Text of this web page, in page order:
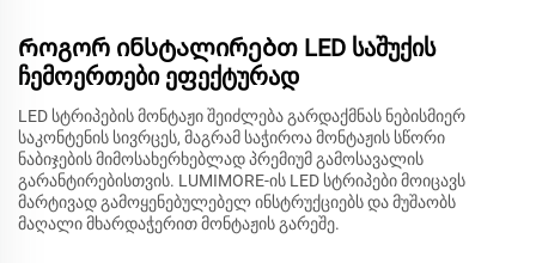
Როგორ ინსტალირებთ LED საშუქის
ჩემოერთები ეფექტურად
LED სტრიპების მონტაჟი შეიძლება გარდაქმნას ნებისმიერ
საკონტენის სივრცეს, მაგრამ საჭიროა მონტაჟის სწორი
ნაბიჯების მიმოსახერხებლად პრემიუმ გამოსავალის
გარანტირებისთვის. LUMIMORE-ის LED სტრიპები მოიცავს
მარტივად გამოყენებულებელ ინსტრუქციებს და მუშაობს
მაღალი მხარდაჭერით მონტაჟის გარეშე.